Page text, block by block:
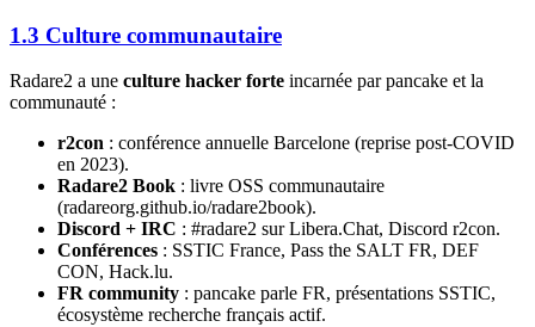
1.3 Culture communautaire
Radare2 a une culture hacker forte incarnée par pancake et la
communauté :
r2con : conférence annuelle Barcelone (reprise post-COVID
en 2023).
Radare2 Book : livre OSS communautaire
(radareorg.github.io/radare2book).
Discord + IRC : #radare2 sur Libera.Chat, Discord r2con.
Conférences : SSTIC France, Pass the SALT FR, DEF
CON, Hack.lu.
FR community : pancake parle FR, présentations SSTIC,
écosystème recherche français actif.